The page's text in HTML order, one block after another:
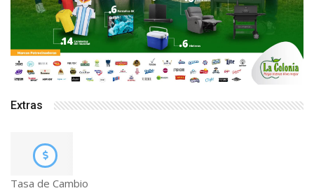
Extras
Tasa de Cambio